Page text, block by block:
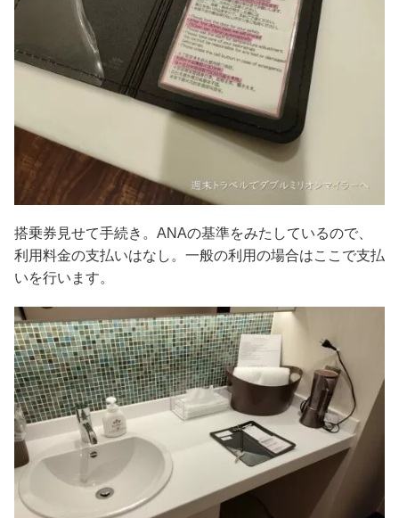
搭乗券見せて手続き。ANAの基準をみたしているので、
利用料金の支払いはなし。一般の利用の場合はここで支払
いを行います。